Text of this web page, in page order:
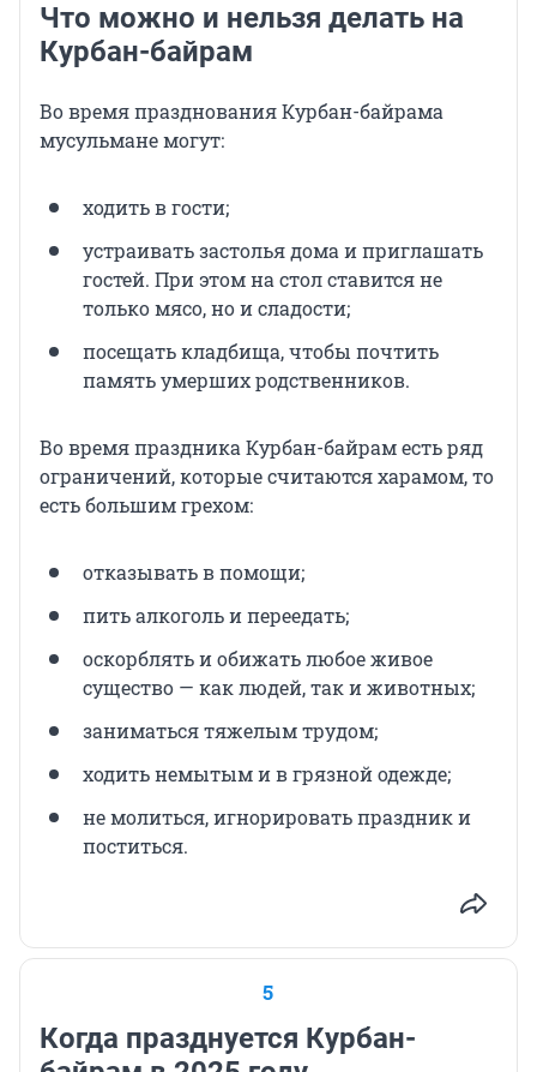
Что можно и нельзя делать на
Курбан-байрам
Во время празднования Курбан-байрама
мусульмане могут:
ходить в гости;
устраивать застолья дома и приглашать
гостей. При этом на стол ставится не
только мясо, но и сладости;
посещать кладбища, чтобы почтить
память умерших родственников.
Во время праздника Курбан-байрам есть ряд
ограничений, которые считаются харамом, то
есть большим грехом:
отказывать в помощи;
пить алкоголь и переедать;
оскорблять и обижать любое живое
существо — как людей, так и животных;
заниматься тяжелым трудом;
ходить немытым и в грязной одежде;
не молиться, игнорировать праздник и
поститься.
5
Когда празднуется Курбан-